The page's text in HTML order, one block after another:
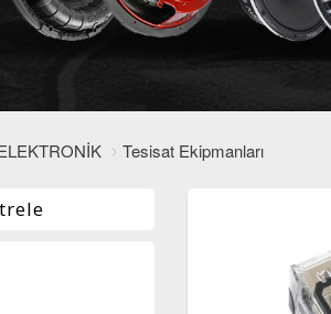
Tesisat Ekipmanları